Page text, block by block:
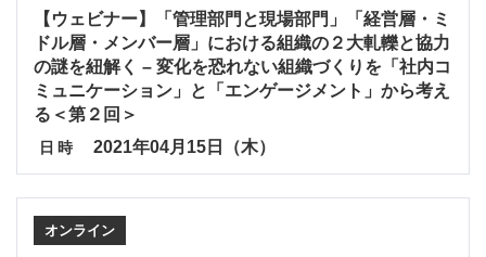
【ウェビナー】「管理部門と現場部門」「経営層・ミ
ドル層・メンバー層」における組織の２大軋轢と協力
の謎を紐解く – 変化を恐れない組織づくりを「社内コ
ミュニケーション」と「エンゲージメント」から考え
る＜第２回＞
日時 2021年04月15日（木）
オンライン